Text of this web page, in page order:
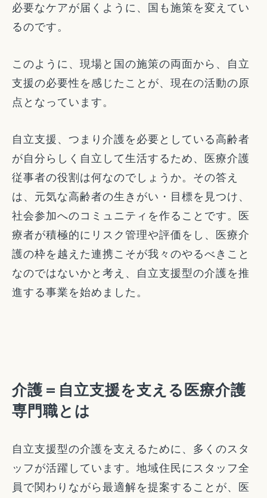
必要なケアが届くように、国も施策を変えてい
るのです。
このように、現場と国の施策の両面から、自立
支援の必要性を感じたことが、現在の活動の原
点となっています。
自立支援、つまり介護を必要としている高齢者
が自分らしく自立して生活するため、医療介護
従事者の役割は何なのでしょうか。その答え
は、元気な高齢者の生きがい・目標を見つけ、
社会参加へのコミュニティを作ることです。医
療者が積極的にリスク管理や評価をし、医療介
護の枠を越えた連携こそが我々のやるべきこと
なのではないかと考え、自立支援型の介護を推
進する事業を始めました。
介護＝自立支援を支える医療介護
専門職とは
自立支援型の介護を支えるために、多くのスタ
ッフが活躍しています。地域住民にスタッフ全
員で関わりながら最適解を提案することが、医